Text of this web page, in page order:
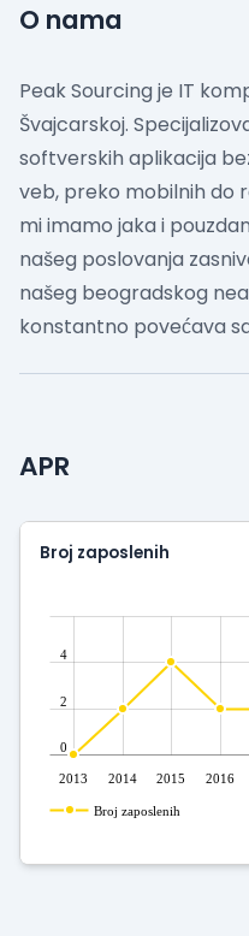
O nama
Peak Sourcing je IT
Švajcarskoj.
softverskih aplikacija
veb, preko mobilnih do
mi imamo jaka i
našeg poslovanja
našeg beogradskog
konstantno povećava
APR
Broj zaposlenih
2013 2014 2015 2016
0
2
4
Broj zaposlenih